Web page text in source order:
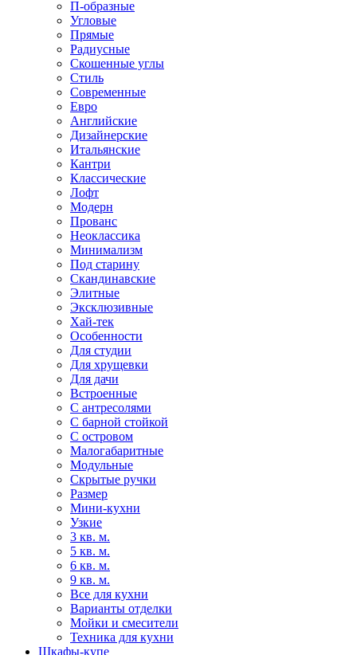
П-образные
Угловые
Прямые
Радиусные
Скошенные углы
Стиль
Современные
Евро
Английские
Дизайнерские
Итальянские
Кантри
Классические
Лофт
Модерн
Прованс
Неоклассика
Минимализм
Под старину
Скандинавские
Элитные
Эксклюзивные
Хай-тек
Особенности
Для студии
Для хрущевки
Для дачи
Встроенные
С антресолями
С барной стойкой
С островом
Малогабаритные
Модульные
Скрытые ручки
Размер
Мини-кухни
Узкие
3 кв. м.
5 кв. м.
6 кв. м.
9 кв. м.
Все для кухни
Варианты отделки
Мойки и смесители
Техника для кухни
Шкафы-купе